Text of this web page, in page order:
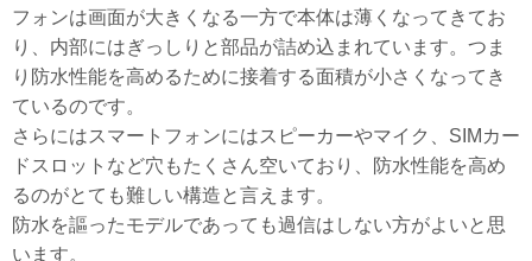
フォンは画面が大きくなる一方で本体は薄くなってきてお
り、内部にはぎっしりと部品が詰め込まれています。つま
り防水性能を高めるために接着する面積が小さくなってき
ているのです。
さらにはスマートフォンにはスピーカーやマイク、SIMカー
ドスロットなど穴もたくさん空いており、防水性能を高め
るのがとても難しい構造と言えます。
防水を謳ったモデルであっても過信はしない方がよいと思
います。